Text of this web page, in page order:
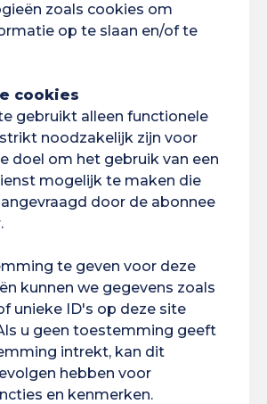
zoals cookies om
op te slaan en/of te
cookies
gebruikt alleen functionele
noodzakelijk zijn voor
doel om het gebruik van een
mogelijk te maken die
door de abonnee
te geven voor deze
kunnen we gegevens zoals
unieke ID's op deze site
u geen toestemming geeft
intrekt, kan dit
hebben voor
en kenmerken.
toegekend voor
Amazon Ambassadeurs
Bouw BVE Bélem
Concurrentie
COP30